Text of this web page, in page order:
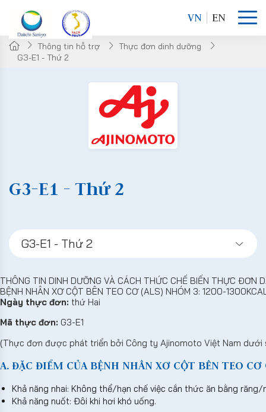
VN EN
Thông tin hỗ trợ
Thực đơn dinh dưỡng
G3-E1 - Thứ 2
G3-E1 - Thứ 2
THÔNG TIN DINH DƯỠNG VÀ CÁCH THỨC CHẾ BIẾN THỰC ĐƠN
BỆNH NHÂN XƠ CỘT BÊN TEO CƠ (ALS) NHÓM 3: 1200-
Ngày thực đơn: thứ Hai
Mã thực đơn: G3-E1
(Thực đơn được phát triển bởi Công ty Ajinomoto Việt Nam
A. ĐẶC ĐIỂM CỦA BỆNH NHÂN XƠ CỘT BÊN TEO
Khả năng nhai: Không thể/hạn chế việc cắn thức ăn bằng
Khả năng nuốt: Đôi khi hơi khó uống.